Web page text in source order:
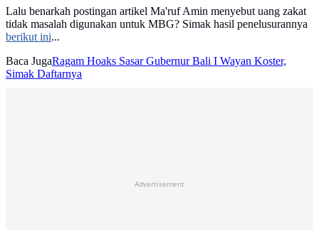
Lalu benarkah postingan artikel Ma'ruf Amin menyebut uang zakat
tidak masalah digunakan untuk MBG? Simak hasil penelusurannya
berikut ini...
Baca JugaRagam Hoaks Sasar Gubernur Bali I Wayan Koster,
Simak Daftarnya
Advertisement